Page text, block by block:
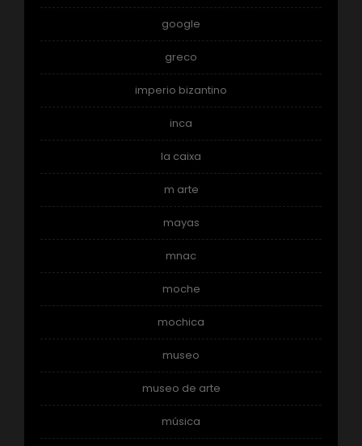
google
greco
imperio bizantino
inca
la caixa
m arte
mayas
mnac
moche
mochica
museo
museo de arte
música